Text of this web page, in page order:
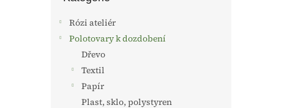
Rózi ateliér
Polotovary k dozdobení
Dřevo
Textil
Papír
Plast, sklo, polystyren